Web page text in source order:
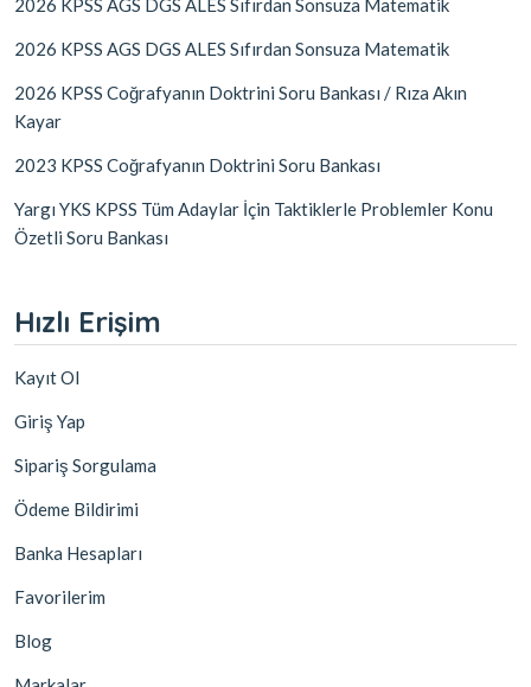
2026 KPSS AGS DGS ALES Sıfırdan Sonsuza Matematik
2026 KPSS AGS DGS ALES Sıfırdan Sonsuza Matematik
2026 KPSS Coğrafyanın Doktrini Soru Bankası / Rıza Akın
Kayar
2023 KPSS Coğrafyanın Doktrini Soru Bankası
Yargı YKS KPSS Tüm Adaylar İçin Taktiklerle Problemler Konu
Özetli Soru Bankası
Hızlı Erişim
Kayıt Ol
Giriş Yap
Sipariş Sorgulama
Ödeme Bildirimi
Banka Hesapları
Favorilerim
Blog